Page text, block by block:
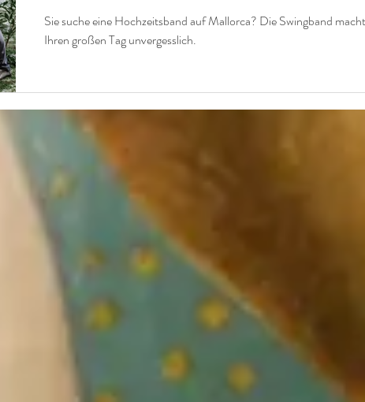
Sie suche eine Hochzeitsband auf Mallorca? Die Swingband macht
Ihren großen Tag unvergesslich.